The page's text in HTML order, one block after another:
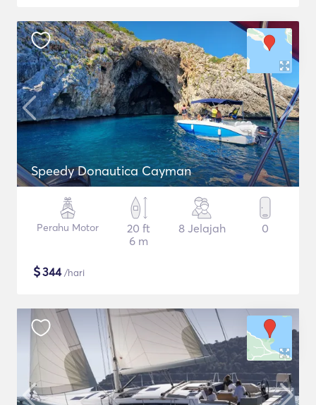
Speedy Donautica Cayman
Perahu Motor
20 ft
6 m
8 Jelajah 0
$344/hari